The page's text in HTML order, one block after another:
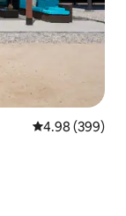
レビュー399
4.98 (399)